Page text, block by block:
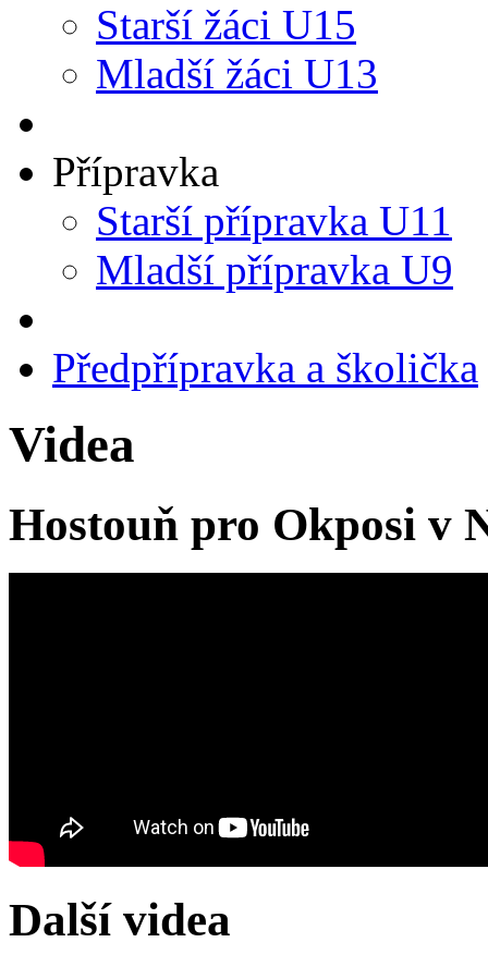
Starší žáci U15
Mladší žáci U13
Přípravka
Starší přípravka U11
Mladší přípravka U9
Předpřípravka a školička
Videa
Hostouň pro Okposi v
Další videa